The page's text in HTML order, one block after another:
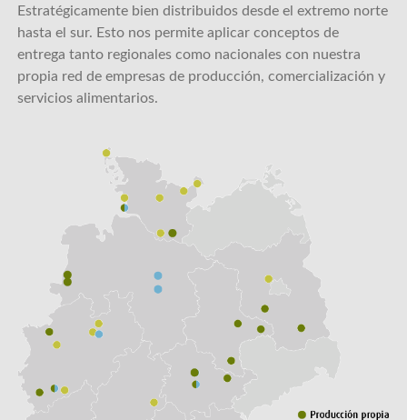
Estratégicamente bien distribuidos desde el extremo norte
hasta el sur. Esto nos permite aplicar conceptos de
entrega tanto regionales como nacionales con nuestra
propia red de empresas de producción, comercialización y
servicios alimentarios.